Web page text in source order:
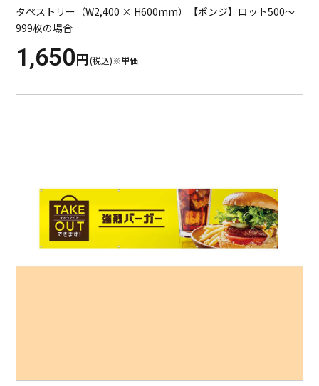
タペストリー（W2,400 × H600mm）【ポンジ】ロット500～
999枚の場合
1,650円(税込)※単価